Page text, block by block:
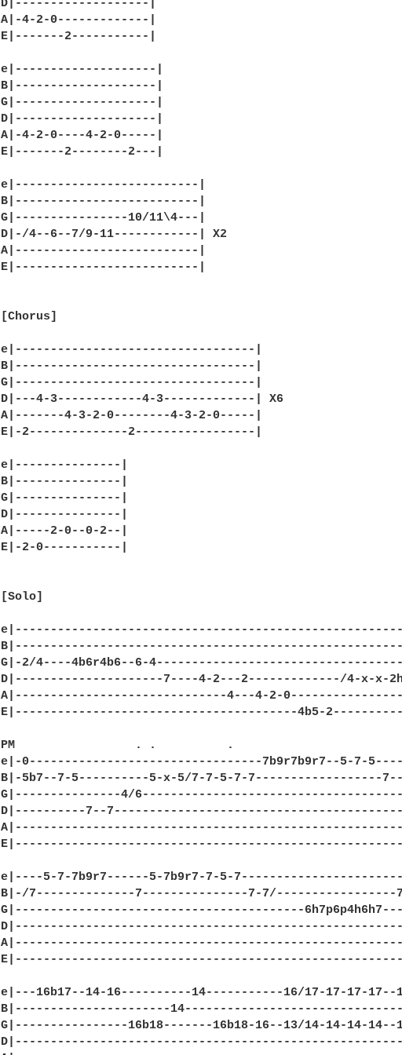
D|-------------------|
A|-4-2-0-------------|
E|-------2-----------|
e|--------------------|
B|--------------------|
G|--------------------|
D|--------------------|
A|-4-2-0----4-2-0-----|
E|-------2--------2---|
e|--------------------------|
B|--------------------------|
G|----------------10/11\4---|
D|-/4--6--7/9-11------------| X2
A|--------------------------|
E|--------------------------|
[Chorus]
e|----------------------------------|
B|----------------------------------|
G|----------------------------------|
D|---4-3------------4-3-------------| X6
A|-------4-3-2-0--------4-3-2-0-----|
E|-2--------------2-----------------|
e|---------------|
B|---------------|
G|---------------|
D|---------------|
A|-----2-0--0-2--|
E|-2-0-----------|
[Solo]
G|-2/4----4b6r4b6--6-
D|---------------------7----4-2---2-------------/4-x-x-
A|------------------------------4---4-2-
E|----------------------------------------4b5-
PM                 . .          .
e|-0---------------------------------7b9r7b9r7--5-7-
B|-5b7--7-5----------5-x-5/7-7-5-7-7------------------
G|---------------4/
D|----------7--
e|----5-7-7b9r7------5-7b9r7-7-5-
B|-/7--------------7---------------7-7/-----------------
G|-----------------------------------------
e|---16b17--14-16----------14-----------16/17-17-17-17--
B|----------------------
G|----------------16b18-------16b18-16--13/14-14-14-